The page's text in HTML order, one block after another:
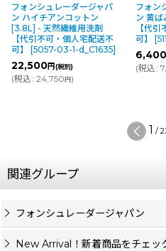
フォンシュレーダージャパ
ン ハイチアンコットン
[3.8L] - 天然繊維用洗剤
【代引不可・個人宅配送不
可】
[5057-03-1-d_C1635]
22,500円(税別)
(税込: 24,750円)
フォン
ン 黄
【代
可】
[
(税込:
1 /
関連グループ
フォンシュレーダージャパン
New Arrival！新着商品をチェッ